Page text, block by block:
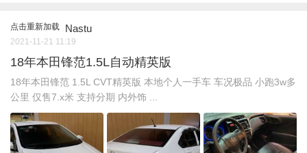
点击重新加载 Nastu
2021-11-21 11:19
18年本田锋范1.5L自动精英版
18年本田锋范 1.5L CVT精英版 本地个人一手车 车况极品 小跑3w多
公里 仅售7.x米 支持分期 内外饰 ...